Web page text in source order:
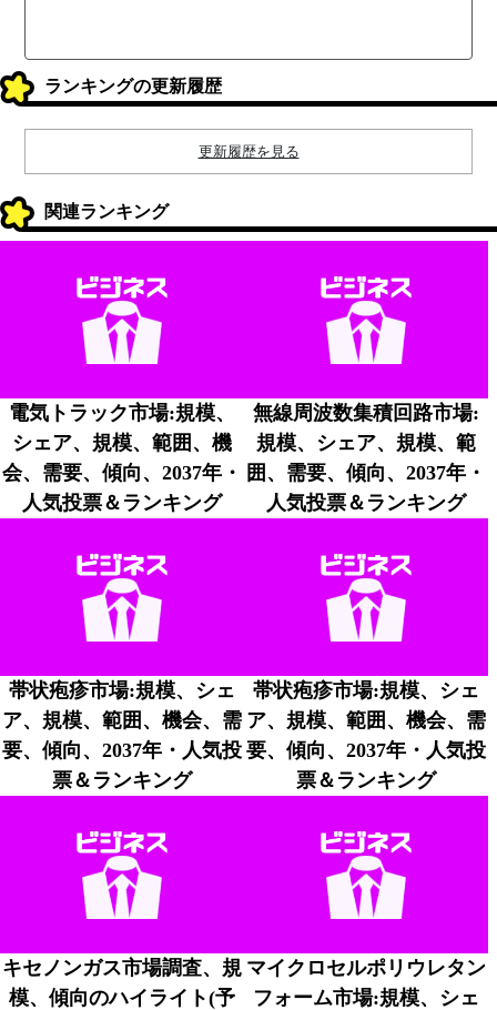
ランキングの更新履歴
更新履歴を見る
関連ランキング
電気トラック市場:規模、
シェア、規模、範囲、機
会、需要、傾向、2037年・
人気投票＆ランキング
無線周波数集積回路市場:
規模、シェア、規模、範
囲、需要、傾向、2037年・
人気投票＆ランキング
帯状疱疹市場:規模、シェ
ア、規模、範囲、機会、需
要、傾向、2037年・人気投
票＆ランキング
帯状疱疹市場:規模、シェ
ア、規模、範囲、機会、需
要、傾向、2037年・人気投
票＆ランキング
キセノンガス市場調査、規
模、傾向のハイライト(予
マイクロセルポリウレタン
フォーム市場:規模、シェ